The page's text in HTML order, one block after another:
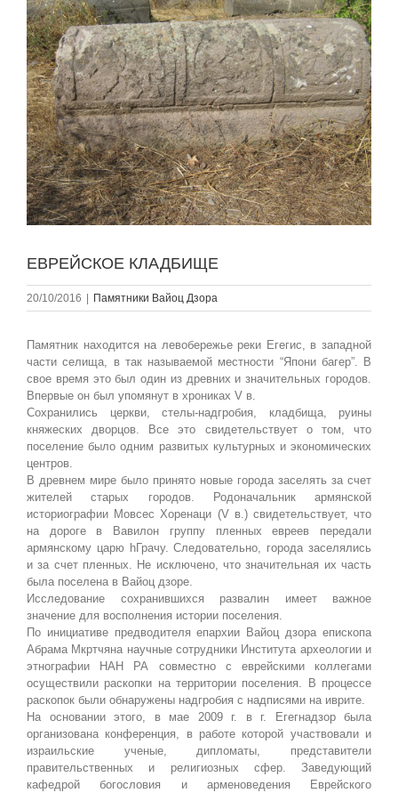
Image
ЕВРЕЙСКОЕ КЛАДБИЩЕ
20/10/2016 Памятники Вайоц Дзора
Памятник находится на левобережье реки Егегис, в западной
части селища, в так называемой местности “Япони багер”. В
свое время это был один из древних и значительных городов.
Впервые он был упомянут в хрониках V в.
Сохранились церкви, стелы-надгробия, кладбища, руины
княжеских дворцов. Все это свидетельствует о том, что
поселение было одним развитых культурных и экономических
центров.
В древнем мире было принято новые города заселять за счет
жителей старых городов. Родоначальник армянской
историографии Мовсес Хоренаци (V в.) свидетельствует, что
на дороге в Вавилон группу пленных евреев передали
армянскому царю hГрачу. Следовательно, города заселялись
и за счет пленных. Не исключено, что значительная их часть
была поселена в Вайоц дзоре.
Исследование сохранившихся развалин имеет важное
значение для восполнения истории поселения.
По инициативе предводителя епархии Вайоц дзора епископа
Абрама Мкртчяна научные сотрудники Института археологии и
этнографии НАН РА совместно с еврейскими коллегами
осуществили раскопки на территории поселения. В процессе
раскопок были обнаружены надгробия с надписями на иврите.
На основании этого, в мае 2009 г. в г. Егегнадзор была
организована конференция, в работе которой участвовали и
израильские ученые, дипломаты, представители
правительственных и религиозных сфер. Заведующий
кафедрой богословия и арменоведения Еврейского